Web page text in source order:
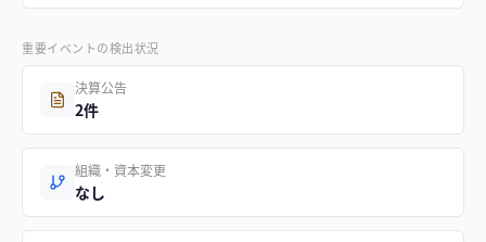
重要イベントの検出状況
決算公告
2件
組織・資本変更
なし